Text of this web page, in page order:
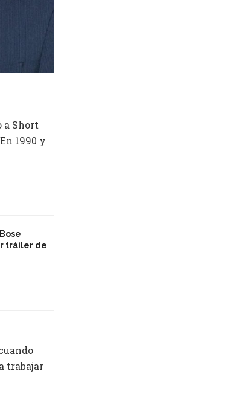
a Short
1990 y
tráiler de
trabajar